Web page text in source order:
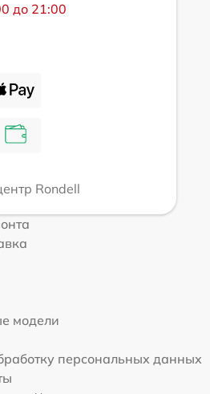
до 21:00
Rondell
модели
персональных данных